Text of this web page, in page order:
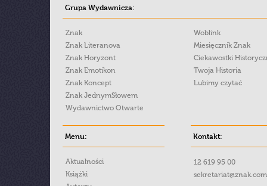
Grupa Wydawnicza:
Znak
Znak Literanova
Znak Horyzont
Znak Emotikon
Znak Koncept
Znak JednymSłowem
Wydawnictwo Otwarte
Woblink
Miesięcznik Znak
Ciekawostki
Twoja Historia
Lubimy czytać
Menu:
Aktualności
Książki
Kontakt:
12 619 95 00